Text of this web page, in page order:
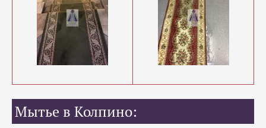
Мытье в Колпино: